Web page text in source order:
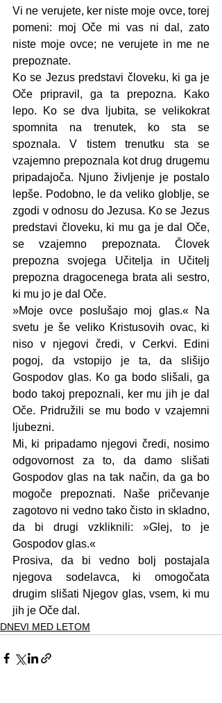
Vi ne verujete, ker niste moje ovce, torej
pomeni: moj Oče mi vas ni dal, zato
niste moje ovce; ne verujete in me ne
prepoznate.
Ko se Jezus predstavi človeku, ki ga je
Oče pripravil, ga ta prepozna. Kako
lepo. Ko se dva ljubita, se velikokrat
spomnita na trenutek, ko sta se
spoznala. V tistem trenutku sta se
vzajemno prepoznala kot drug drugemu
pripadajoča. Njuno življenje je postalo
lepše. Podobno, le da veliko globlje, se
zgodi v odnosu do Jezusa. Ko se Jezus
predstavi človeku, ki mu ga je dal Oče,
se vzajemno prepoznata. Človek
prepozna svojega Učitelja in Učitelj
prepozna dragocenega brata ali sestro,
ki mu jo je dal Oče.
»Moje ovce poslušajo moj glas.« Na
svetu je še veliko Kristusovih ovac, ki
niso v njegovi čredi, v Cerkvi. Edini
pogoj, da vstopijo je ta, da slišijo
Gospodov glas. Ko ga bodo slišali, ga
bodo takoj prepoznali, ker mu jih je dal
Oče. Pridružili se mu bodo v vzajemni
ljubezni.
Mi, ki pripadamo njegovi čredi, nosimo
odgovornost za to, da damo slišati
Gospodov glas na tak način, da ga bo
mogoče prepoznati. Naše pričevanje
zagotovo ni vedno tako čisto in skladno,
da bi drugi vzkliknili: »Glej, to je
Gospodov glas.«
Prosiva, da bi vedno bolj postajala
njegova sodelavca, ki omogočata
drugim slišati Njegov glas, vsem, ki mu
jih je Oče dal.
DNEVI MED LETOM